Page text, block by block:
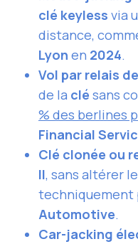
clé keyless via
distance,
Lyon en 2024.
Vol par relais
de la clé sans
% des berlines
Financial
Clé clonée ou
II, sans altérer
techniquement
Automotive.
Car-jacking